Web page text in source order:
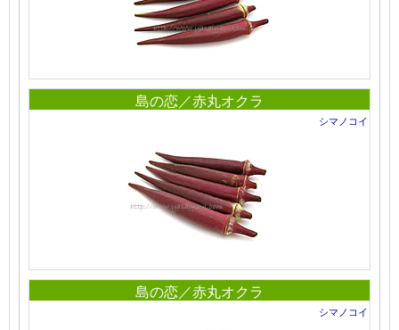
島の恋／赤丸オクラ
シマノコイ
島の恋／赤丸オクラ
シマノコイ